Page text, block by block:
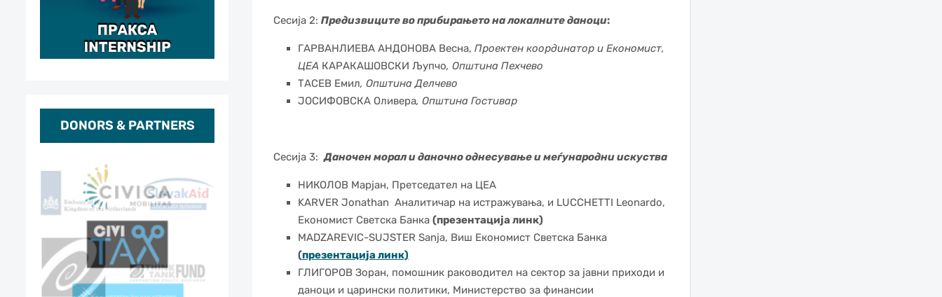
DONORS & PARTNERS
Сесија 2: Предизвиците во прибирањето на локалните даноци:
ГАРВАНЛИЕВА АНДОНОВА Весна, Проектен координатор и Економист,
ЦЕА КАРАКАШОВСКИ Љупчо, Општина Пехчево
ТАСЕВ Емил, Општина Делчево
ЈОСИФОВСКА Оливера, Општина Гостивар
Сесија 3:Даночен морал и даночно однесување и меѓународни искуства
НИКОЛОВ Марјан, Претседател на ЦЕА
KARVER Jonathan Аналитичар на истражувања, и LUCCHETTI Leonardo,
Економист Светска Банка (презентација линк)
MADZAREVIC-SUJSTER Sanja, Виш Економист Светска Банка
(презентација линк)
ГЛИГОРОВ Зоран, помошник раководител на сектор за јавни приходи и
даноци и царински политики, Министерство за финансии